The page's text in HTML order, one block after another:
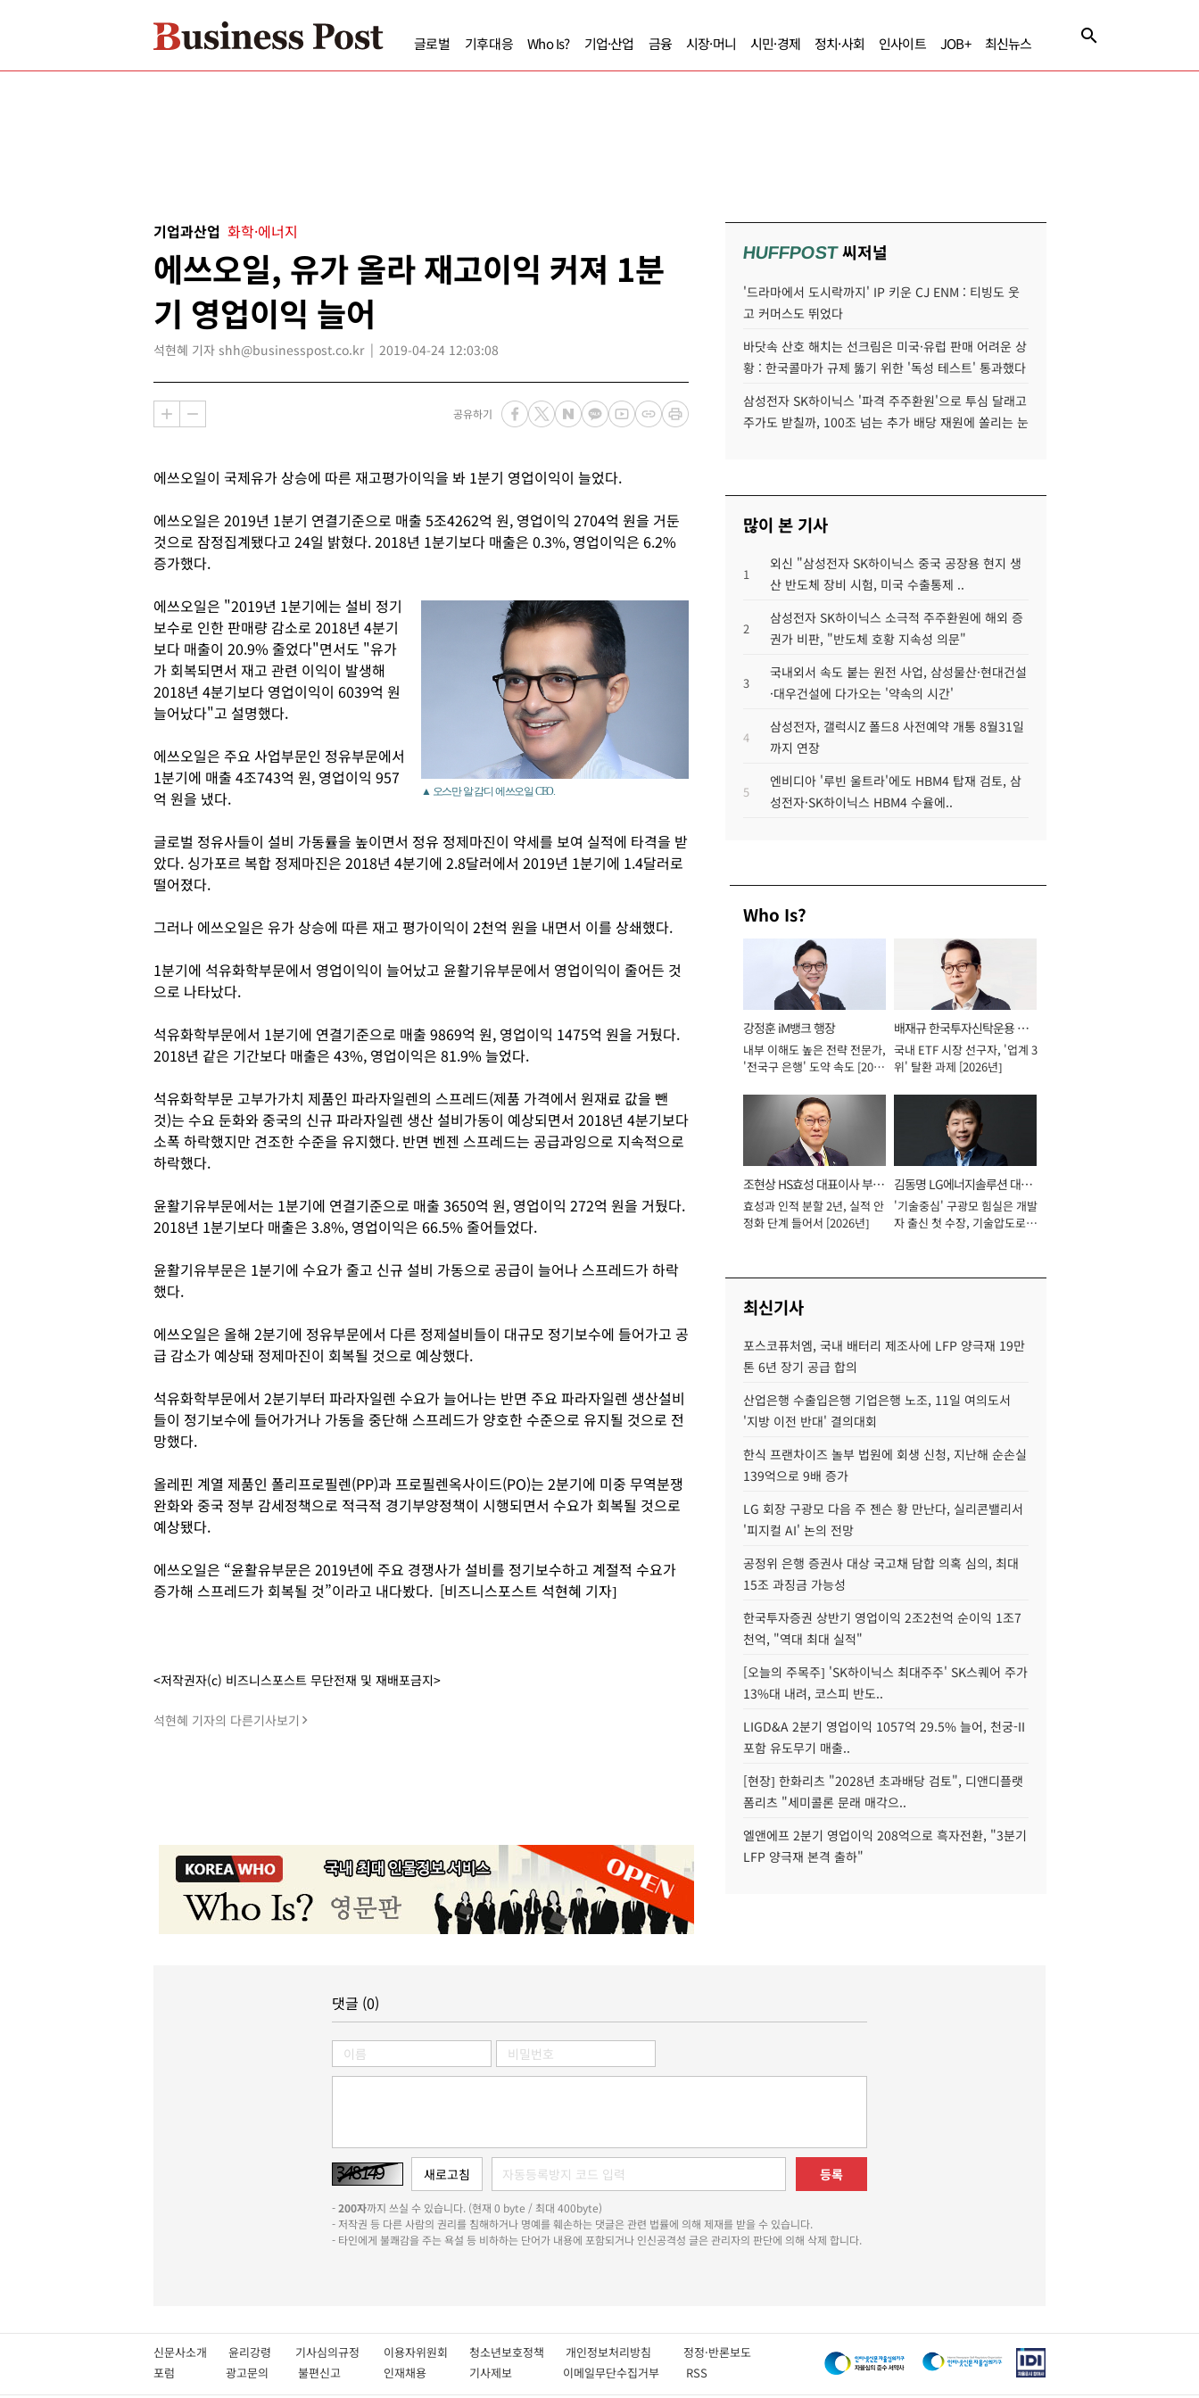
글로벌 기후대응 Who Is? 기업·산업 금융 시장·머니 시민·경제 정치·사회 인사이트 JOB+ 최신뉴스
기업과산업 화학·에너지
에쓰오일, 유가 올라 재고이익 커져 1분
기 영업이익 늘어
석현혜 기자 shh@businesspost.co.kr 2019-04-24 12:03:08
공유하기
에쓰오일이 국제유가 상승에 따른 재고평가이익을 봐 1분기 영업이익이 늘었다.
에쓰오일은 2019년 1분기 연결기준으로 매출 5조4262억 원, 영업이익 2704억 원을 거둔
것으로 잠정집계됐다고 24일 밝혔다. 2018년 1분기보다 매출은 0.3%, 영업이익은 6.2%
증가했다.
▲ 오스만 알 감디 에쓰오일 CEO.
에쓰오일은 "2019년 1분기에는 설비 정기
보수로 인한 판매량 감소로 2018년 4분기
보다 매출이 20.9% 줄었다"면서도 "유가
가 회복되면서 재고 관련 이익이 발생해
2018년 4분기보다 영업이익이 6039억 원
늘어났다"고 설명했다.
에쓰오일은 주요 사업부문인 정유부문에서
1분기에 매출 4조743억 원, 영업이익 957
억 원을 냈다.
글로벌 정유사들이 설비 가동률을 높이면서 정유 정제마진이 약세를 보여 실적에 타격을 받
았다. 싱가포르 복합 정제마진은 2018년 4분기에 2.8달러에서 2019년 1분기에 1.4달러로
떨어졌다.
그러나 에쓰오일은 유가 상승에 따른 재고 평가이익이 2천억 원을 내면서 이를 상쇄했다.
1분기에 석유화학부문에서 영업이익이 늘어났고 윤활기유부문에서 영업이익이 줄어든 것
으로 나타났다.
석유화학부문에서 1분기에 연결기준으로 매출 9869억 원, 영업이익 1475억 원을 거뒀다.
2018년 같은 기간보다 매출은 43%, 영업이익은 81.9% 늘었다.
석유화학부문 고부가가치 제품인 파라자일렌의 스프레드(제품 가격에서 원재료 값을 뺀
것)는 수요 둔화와 중국의 신규 파라자일렌 생산 설비가동이 예상되면서 2018년 4분기보다
소폭 하락했지만 견조한 수준을 유지했다. 반면 벤젠 스프레드는 공급과잉으로 지속적으로
하락했다.
윤활기유부문에서는 1분기에 연결기준으로 매출 3650억 원, 영업이익 272억 원을 거뒀다.
2018년 1분기보다 매출은 3.8%, 영업이익은 66.5% 줄어들었다.
윤활기유부문은 1분기에 수요가 줄고 신규 설비 가동으로 공급이 늘어나 스프레드가 하락
했다.
에쓰오일은 올해 2분기에 정유부문에서 다른 정제설비들이 대규모 정기보수에 들어가고 공
급 감소가 예상돼 정제마진이 회복될 것으로 예상했다.
석유화학부문에서 2분기부터 파라자일렌 수요가 늘어나는 반면 주요 파라자일렌 생산설비
들이 정기보수에 들어가거나 가동을 중단해 스프레드가 양호한 수준으로 유지될 것으로 전
망했다.
올레핀 계열 제품인 폴리프로필렌(PP)과 프로필렌옥사이드(PO)는 2분기에 미중 무역분쟁
완화와 중국 정부 감세정책으로 적극적 경기부양정책이 시행되면서 수요가 회복될 것으로
예상됐다.
에쓰오일은 “윤활유부문은 2019년에 주요 경쟁사가 설비를 정기보수하고 계절적 수요가
증가해 스프레드가 회복될 것”이라고 내다봤다. [비즈니스포스트 석현혜 기자]
<저작권자(c) 비즈니스포스트 무단전재 및 재배포금지>
석현혜 기자의 다른기사보기
HUFFPOST씨저널
'드라마에서 도시락까지' IP 키운 CJ ENM : 티빙도 웃
고 커머스도 뛰었다
바닷속 산호 해치는 선크림은 미국·유럽 판매 어려운 상
황 : 한국콜마가 규제 뚫기 위한 '독성 테스트' 통과했다
삼성전자 SK하이닉스 '파격 주주환원'으로 투심 달래고
주가도 받칠까, 100조 넘는 추가 배당 재원에 쏠리는 눈
많이 본 기사
1
외신 "삼성전자 SK하이닉스 중국 공장용 현지 생
산 반도체 장비 시험, 미국 수출통제 ..
2
삼성전자 SK하이닉스 소극적 주주환원에 해외 증
권가 비판, "반도체 호황 지속성 의문"
3
국내외서 속도 붙는 원전 사업, 삼성물산·현대건설
·대우건설에 다가오는 '약속의 시간'
4
삼성전자, 갤럭시Z 폴드8 사전예약 개통 8월31일
까지 연장
5
엔비디아 '루빈 울트라'에도 HBM4 탑재 검토, 삼
성전자·SK하이닉스 HBM4 수율에..
Who Is?
강정훈 iM뱅크 행장
내부 이해도 높은 전략 전문가,
'전국구 은행' 도약 속도 [2026
배재규 한국투자신탁운용 대
표이사 사장
국내 ETF 시장 선구자, '업계 3
위' 탈환 과제 [2026년]
조현상 HS효성 대표이사 부회
장
효성과 인적 분할 2년, 실적 안
정화 단계 들어서 [2026년]
김동명 LG에너지솔루션 대표
이사 사장
'기술중심' 구광모 힘실은 개발
자 출신 첫 수장, 기술압도로
최신기사
포스코퓨처엠, 국내 배터리 제조사에 LFP 양극재 19만
톤 6년 장기 공급 합의
산업은행 수출입은행 기업은행 노조, 11일 여의도서
'지방 이전 반대' 결의대회
한식 프랜차이즈 놀부 법원에 회생 신청, 지난해 순손실
139억으로 9배 증가
LG 회장 구광모 다음 주 젠슨 황 만난다, 실리콘밸리서
'피지컬 AI' 논의 전망
공정위 은행 증권사 대상 국고채 담합 의혹 심의, 최대
15조 과징금 가능성
한국투자증권 상반기 영업이익 2조2천억 순이익 1조7
천억, "역대 최대 실적"
[오늘의 주목주] 'SK하이닉스 최대주주' SK스퀘어 주가
13%대 내려, 코스피 반도..
LIGD&A 2분기 영업이익 1057억 29.5% 늘어, 천궁-II
포함 유도무기 매출..
[현장] 한화리츠 "2028년 초과배당 검토", 디앤디플랫
폼리츠 "세미콜론 문래 매각으..
엘앤에프 2분기 영업이익 208억으로 흑자전환, "3분기
LFP 양극재 본격 출하"
댓글 (0)
등록
-200자까지 쓰실 수 있습니다. (현재 0 byte / 최대 400byte)
- 저작권 등 다른 사람의 권리를 침해하거나 명예를 훼손하는 댓글은 관련 법률에 의해 제재를 받을 수 있습니다.
- 타인에게 불쾌감을 주는 욕설 등 비하하는 단어가 내용에 포함되거나 인신공격성 글은 관리자의 판단에 의해 삭제 합니다.
신문사소개 윤리강령 기사심의규정 이용자위원회 청소년보호정책 개인정보처리방침 정정·반론보도
포럼
광고문의 불편신고 인재채용 기사제보 이메일무단수집거부 RSS